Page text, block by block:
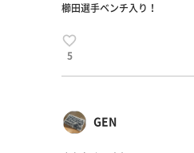
櫛田選手ベンチ入り！
5
GEN